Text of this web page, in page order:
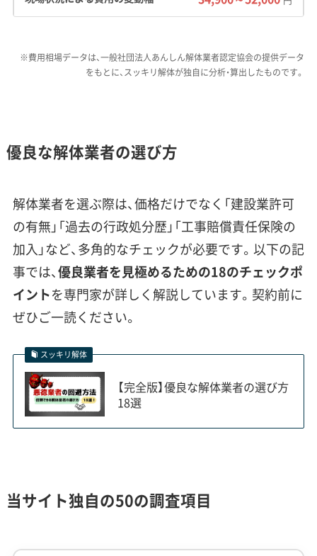
過去に大雨で崩落したことがあり、天候による
費用への影響：階段立地や狭い道の現場では、重
に増えてしまいます。加えて、藤野地区など西部
離があり、運搬費が割高です。冬季は山間部での
積雪・凍結により、さらなる追加コストや工期遅
延が発生する可能性もあります。
運営者 稲垣
橋本駅周辺のような大規模再開発
エリアでは、アスベスト（石綿）を含
む古い建物の解体が急増します。私
がこれまで見てきた事例でも、周辺
に住宅や学校が密集している現場
でのトラブルは少なくありません。
要になります。
※費用相場データは、一般社団法人あんしん解体業者認定協会の提供データ
をもとに、スッキリ解体が独自に分析・算出したものです。
優良な解体業者の選び方
解体業者を選ぶ際は、価格だけでなく「建設業許可
の有無」「過去の行政処分歴」「工事賠償責任保険の
加入」など、多角的なチェックが必要です。以下の記
事では、優良業者を見極めるための18のチェックポ
イントを専門家が詳しく解説しています。契約前に
ぜひご一読ください。
スッキリ解体
【完全版】優良な解体業者の選び方
18選
当サイト独自の50の調査項目